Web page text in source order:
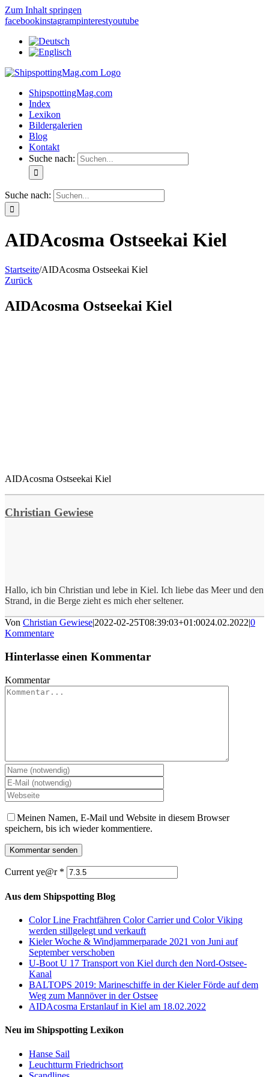
Zum Inhalt springen
facebookinstagrampinterestyoutube
ShipspottingMag.com
Index
Lexikon
Bildergalerien
Blog
Kontakt
Suche nach:
Suche nach:
AIDAcosma Ostseekai Kiel
Startseite/AIDAcosma Ostseekai Kiel
Zurück
AIDAcosma Ostseekai Kiel
AIDAcosma Ostseekai Kiel
Christian Gewiese
Hallo, ich bin Christian und lebe in Kiel. Ich liebe das Meer und den
Strand, in die Berge zieht es mich eher seltener.
Von Christian Gewiese|2022-02-25T08:39:03+01:0024.02.2022|0
Kommentare
Hinterlasse einen Kommentar
Kommentar
Meinen Namen, E-Mail und Website in diesem Browser
speichern, bis ich wieder kommentiere.
Current ye@r *
Aus dem Shipspotting Blog
Color Line Frachtfähren Color Carrier und Color Viking
werden stillgelegt und verkauft
Kieler Woche & Windjammerparade 2021 von Juni auf
September verschoben
U-Boot U 17 Transport von Kiel durch den Nord-Ostsee-
Kanal
BALTOPS 2019: Marineschiffe in der Kieler Förde auf dem
Weg zum Mannöver in der Ostsee
AIDAcosma Erstanlauf in Kiel am 18.02.2022
Neu im Shipspotting Lexikon
Hanse Sail
Leuchtturm Friedrichsort